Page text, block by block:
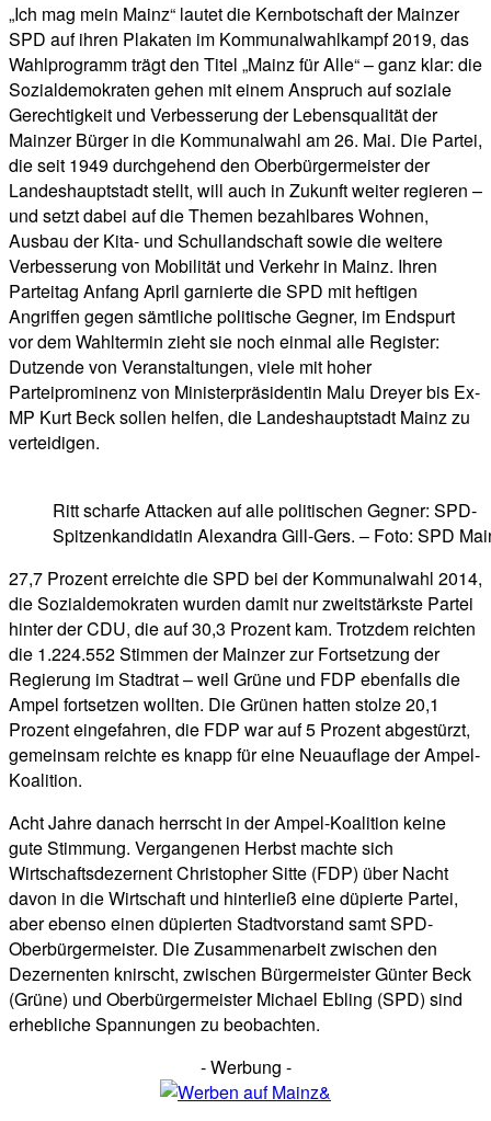
„Ich mag mein Mainz“ lautet die Kernbotschaft der Mainzer
SPD auf ihren Plakaten im Kommunalwahlkampf 2019, das
Wahlprogramm trägt den Titel „Mainz für Alle“ – ganz klar: die
Sozialdemokraten gehen mit einem Anspruch auf soziale
Gerechtigkeit und Verbesserung der Lebensqualität der
Mainzer Bürger in die Kommunalwahl am 26. Mai. Die Partei,
die seit 1949 durchgehend den Oberbürgermeister der
Landeshauptstadt stellt, will auch in Zukunft weiter regieren –
und setzt dabei auf die Themen bezahlbares Wohnen,
Ausbau der Kita- und Schullandschaft sowie die weitere
Verbesserung von Mobilität und Verkehr in Mainz. Ihren
Parteitag Anfang April garnierte die SPD mit heftigen
Angriffen gegen sämtliche politische Gegner, im Endspurt
vor dem Wahltermin zieht sie noch einmal alle Register:
Dutzende von Veranstaltungen, viele mit hoher
Parteiprominenz von Ministerpräsidentin Malu Dreyer bis Ex-
MP Kurt Beck sollen helfen, die Landeshauptstadt Mainz zu
verteidigen.
Ritt scharfe Attacken auf alle politischen Gegner: SPD-
Spitzenkandidatin Alexandra Gill-Gers. – Foto: SPD
27,7 Prozent erreichte die SPD bei der Kommunalwahl 2014,
die Sozialdemokraten wurden damit nur zweitstärkste Partei
hinter der CDU, die auf 30,3 Prozent kam. Trotzdem reichten
die 1.224.552 Stimmen der Mainzer zur Fortsetzung der
Regierung im Stadtrat – weil Grüne und FDP ebenfalls die
Ampel fortsetzen wollten. Die Grünen hatten stolze 20,1
Prozent eingefahren, die FDP war auf 5 Prozent abgestürzt,
gemeinsam reichte es knapp für eine Neuauflage der Ampel-
Koalition.
Acht Jahre danach herrscht in der Ampel-Koalition keine
gute Stimmung. Vergangenen Herbst machte sich
Wirtschaftsdezernent Christopher Sitte (FDP) über Nacht
davon in die Wirtschaft und hinterließ eine düpierte Partei,
aber ebenso einen düpierten Stadtvorstand samt SPD-
Oberbürgermeister. Die Zusammenarbeit zwischen den
Dezernenten knirscht, zwischen Bürgermeister Günter Beck
(Grüne) und Oberbürgermeister Michael Ebling (SPD) sind
erhebliche Spannungen zu beobachten.
- Werbung -